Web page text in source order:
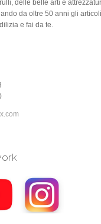
delle belle arti e
da oltre 50 anni gli
e fai da te.